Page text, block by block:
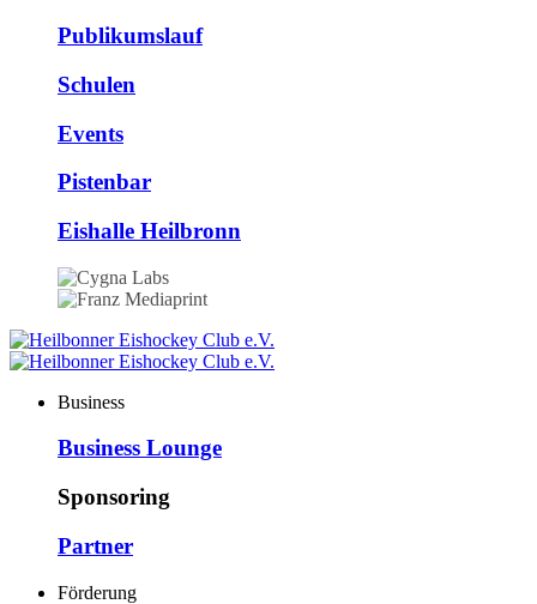
Publikumslauf
Schulen
Events
Pistenbar
Eishalle Heilbronn
Business
Business Lounge
Sponsoring
Partner
Förderung